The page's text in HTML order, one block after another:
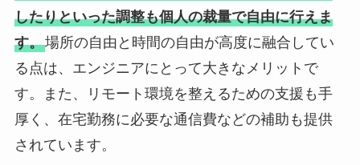
したりといった調整も個人の裁量で自由に行えま
す。場所の自由と時間の自由が高度に融合してい
る点は、エンジニアにとって大きなメリットで
す。また、リモート環境を整えるための支援も手
厚く、在宅勤務に必要な通信費などの補助も提供
されています。